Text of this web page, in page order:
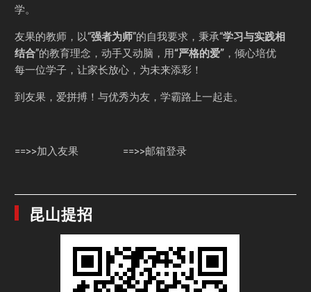
学。
友果的教师，以“强者为师”的自我要求，秉承“学习与实践相
结合”的教育理念，动手又动脑，用“严格的爱” ，倾心培优
每一位学子，让家长放心，为未来添彩！
到友果，爱拼搏！与优秀为友，学霸路上一起走。
==>>加入友果 ==>>邮箱登录
昆山提招